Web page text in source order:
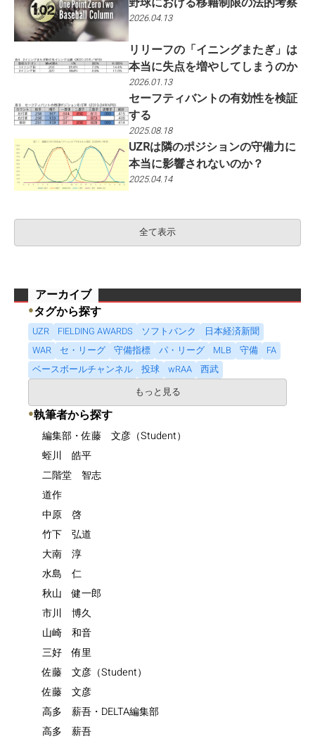
2026.04.13
リリーフの「イニングまたぎ」は
本当に失点を増やしてしまうのか
2026.01.13
セーフティバントの有効性を検証
する
2025.08.18
UZRは隣のポジションの守備力に
本当に影響されないのか？
2025.04.14
全て表示
アーカイブ
●タグから探す
UZR FIELDING AWARDS ソフトバンク
日本経済新聞
WAR
セ・リーグ 守備指標 パ・リーグ MLB 守備
FA
ベースボールチャンネル
投球 wRAA
西武
もっと見る
●執筆者から探す
編集部・佐藤 文彦（Student）
蛭川 皓平
二階堂 智志
道作
中原 啓
竹下 弘道
大南 淳
水島 仁
秋山 健一郎
市川 博久
山崎 和音
三好 侑里
佐藤 文彦（Student）
佐藤 文彦
高多 薪吾・DELTA編集部
高多 薪吾